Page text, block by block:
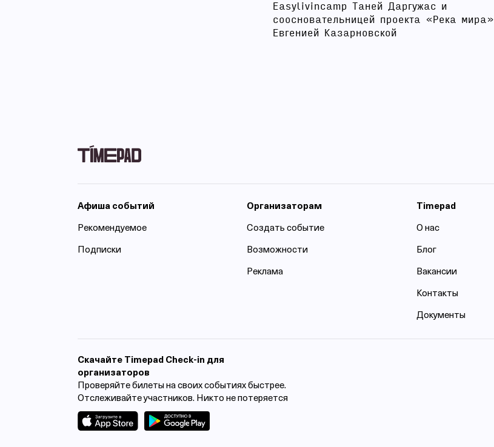
Easylivincamp Таней Даргужас и
соосновательницей проекта «Река мира»
Евгенией Казарновской
Афиша событий
Рекомендуемое
Подписки
Организаторам
Создать событие
Возможности
Реклама
Timepad
О нас
Блог
Вакансии
Контакты
Документы
Cкачайте Timepad Check-in для
организаторов
Проверяйте билеты на своих событиях быстрее.
Отслеживайте участников. Никто не потеряется